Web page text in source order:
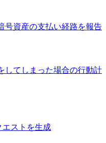
号資産の支払い経路を報告
してしまった場合の行動計
エストを生成